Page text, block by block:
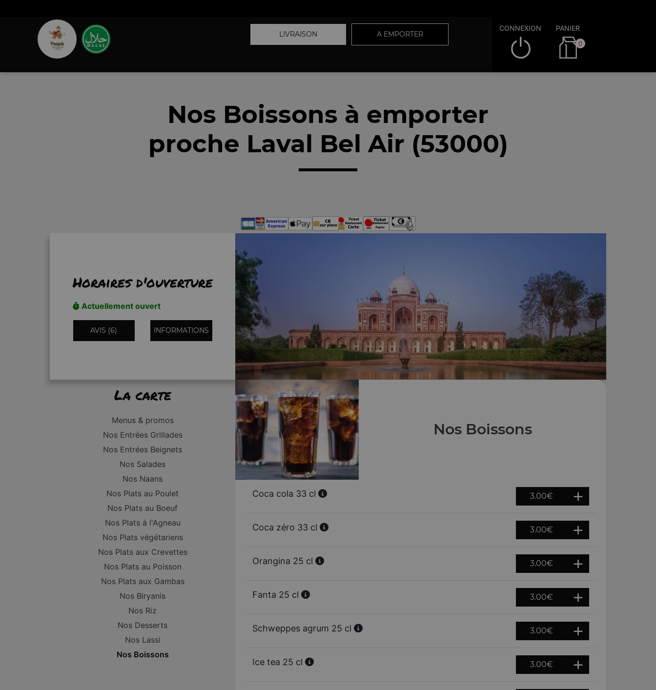
LIVRAISON A EMPORTER
CONNEXION PANIER
0
Nos Boissons à emporter
proche Laval Bel Air (53000)
Horaires d'ouverture
Actuellement ouvert
AVIS (6) INFORMATIONS
La carte
Menus & promos
Nos Entrées Grillades
Nos Entrées Beignets
Nos Salades
Nos Naans
Nos Plats au Poulet
Nos Plats au Boeuf
Nos Plats à l'Agneau
Nos Plats végétariens
Nos Plats aux Crevettes
Nos Plats au Poisson
Nos Plats aux Gambas
Nos Biryanis
Nos Riz
Nos Desserts
Nos Lassi
Nos Boissons
Nos Boissons
Coca cola 33 cl 3.00€
Coca zéro 33 cl 3.00€
Orangina 25 cl 3.00€
Fanta 25 cl 3.00€
Schweppes agrum 25 cl 3.00€
Ice tea 25 cl 3.00€